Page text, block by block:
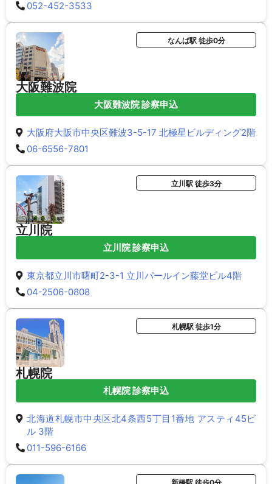
052-452-3533
大阪難波院
なんば駅 徒歩0分
大阪難波院 診察申込
大阪府大阪市中央区難波3-5-17 北極星ビルディング2階
06-6556-7801
立川院
立川駅 徒歩3分
立川院 診察申込
東京都立川市曙町2-3-1 立川パールイン藤堂ビル4階
04-2506-0808
札幌院
札幌駅 徒歩1分
札幌院 診察申込
北海道札幌市中央区北4条西5丁目1番地 アスティ45ビ
ル 3階
011-596-6166